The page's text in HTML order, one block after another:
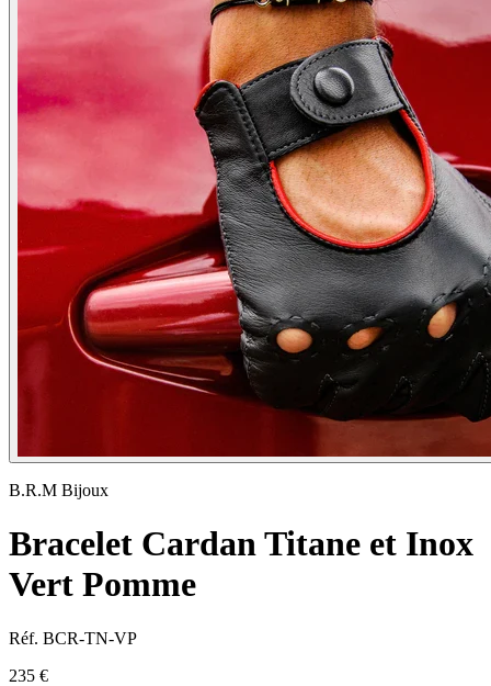
B.R.M Bijoux
Bracelet Cardan Titane et Inox
Vert Pomme
Réf. BCR-TN-VP
235 €